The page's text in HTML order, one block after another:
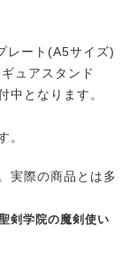
レート(A5サイズ)
ュアスタンド
中となります。
。
実際の商品とは多
剣学院の魔剣使い